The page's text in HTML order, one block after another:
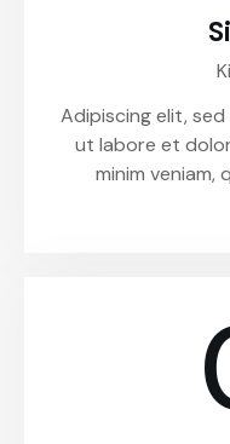
Adipiscing elit,
ut labore et
minim veniam,